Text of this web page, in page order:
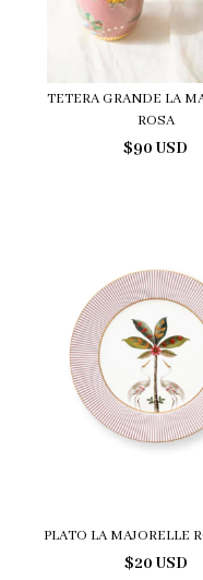
TETERA GRANDE LA
ROSA
$90 USD
PLATO LA MAJORELLE
$20 USD